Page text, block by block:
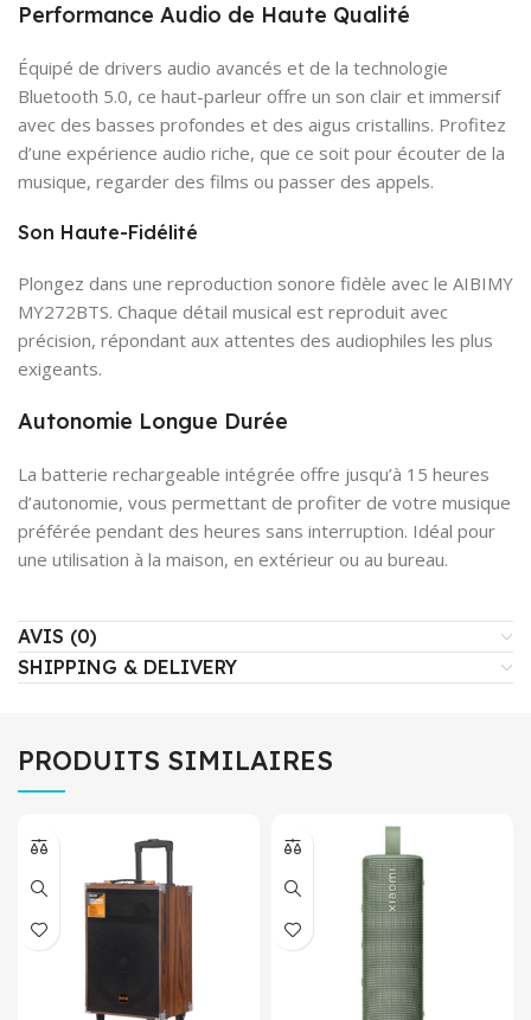
Performance Audio de Haute Qualité
Équipé de drivers audio avancés et de la technologie
Bluetooth 5.0, ce haut-parleur offre un son clair et immersif
avec des basses profondes et des aigus cristallins. Profitez
d’une expérience audio riche, que ce soit pour écouter de la
musique, regarder des films ou passer des appels.
Son Haute-Fidélité
Plongez dans une reproduction sonore fidèle avec le AIBIMY
MY272BTS. Chaque détail musical est reproduit avec
précision, répondant aux attentes des audiophiles les plus
exigeants.
Autonomie Longue Durée
La batterie rechargeable intégrée offre jusqu’à 15 heures
d’autonomie, vous permettant de profiter de votre musique
préférée pendant des heures sans interruption. Idéal pour
une utilisation à la maison, en extérieur ou au bureau.
AVIS (0)
SHIPPING & DELIVERY
PRODUITS SIMILAIRES